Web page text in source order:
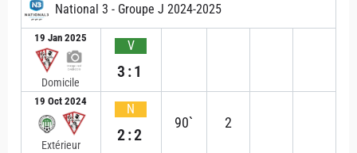
National 3 - Groupe J 2024-2025
19 Jan 2025
Domicile
V
3:1
19 Oct 2024
Extérieur
N
2:2
90` 2